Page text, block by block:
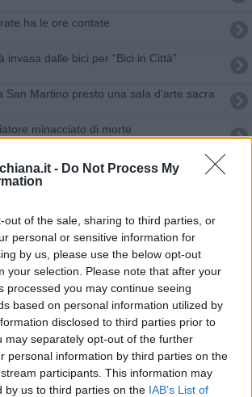
- Do Not Process My
out of the sale, sharing to third parties, or
personal or sensitive information for
by us, please use the below opt-out
your selection. Please note that after your
processed you may continue seeing
based on personal information utilized by
disclosed to third parties prior to
may separately opt-out of the further
personal information by third parties on the
participants. This information may
by us to third parties on the IAB’s List of
ha le ore contate
invasa dalle bici per “Bici in Città”
San Martino presto una sala d’arte sacra
minacciato di morte
pensa al tuo cuore
Motoraduno della Valdichiana
di alta cucina consegna diplomi
della Cucina nel Mondo
e bel canto per l'Unitalsi
in mostra alla Fortezza